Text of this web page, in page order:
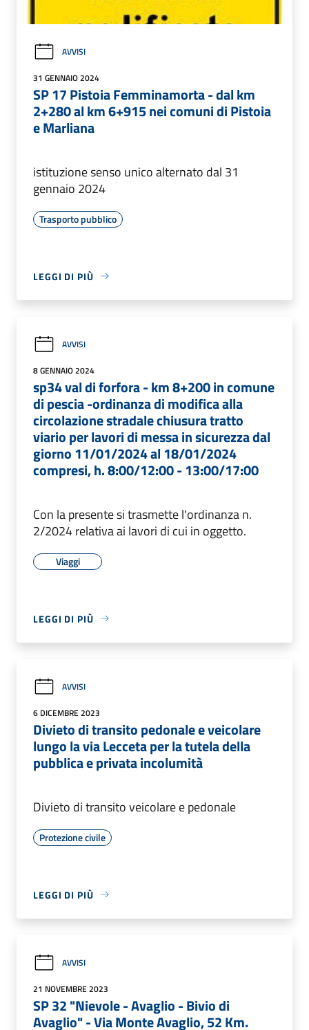
AVVISI
31 GENNAIO 2024
SP 17 Pistoia Femminamorta - dal km
2+280 al km 6+915 nei comuni di Pistoia
e Marliana
istituzione senso unico alternato dal 31
gennaio 2024
Trasporto pubblico
LEGGI DI PIÙ
AVVISI
8 GENNAIO 2024
sp34 val di forfora - km 8+200 in comune
di pescia -ordinanza di modifica alla
circolazione stradale chiusura tratto
viario per lavori di messa in sicurezza dal
giorno 11/01/2024 al 18/01/2024
compresi, h. 8:00/12:00 - 13:00/17:00
Con la presente si trasmette l'ordinanza n.
2/2024 relativa ai lavori di cui in oggetto.
Viaggi
LEGGI DI PIÙ
AVVISI
6 DICEMBRE 2023
Divieto di transito pedonale e veicolare
lungo la via Lecceta per la tutela della
pubblica e privata incolumità
Divieto di transito veicolare e pedonale
Protezione civile
LEGGI DI PIÙ
AVVISI
21 NOVEMBRE 2023
SP 32 "Nievole - Avaglio - Bivio di
Avaglio" - Via Monte Avaglio, 52 Km.